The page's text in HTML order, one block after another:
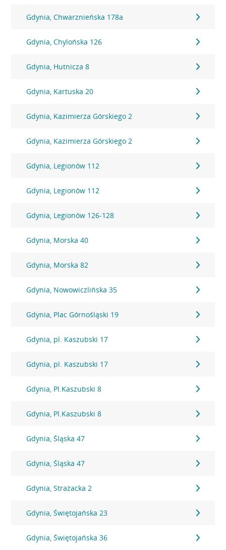
Gdynia, Chwarznieńska 178a
Gdynia, Chylońska 126
Gdynia, Hutnicza 8
Gdynia, Kartuska 20
Gdynia, Kazimierza Górskiego 2
Gdynia, Kazimierza Górskiego 2
Gdynia, Legionów 112
Gdynia, Legionów 112
Gdynia, Legionów 126-128
Gdynia, Morska 40
Gdynia, Morska 82
Gdynia, Nowowiczlińska 35
Gdynia, Plac Górnośląski 19
Gdynia, pl. Kaszubski 17
Gdynia, pl. Kaszubski 17
Gdynia, Pl.Kaszubski 8
Gdynia, Pl.Kaszubski 8
Gdynia, Śląska 47
Gdynia, Śląska 47
Gdynia, Strażacka 2
Gdynia, Świętojańska 23
Gdynia, Świętojańska 36